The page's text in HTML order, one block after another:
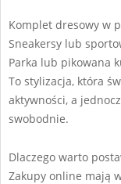
Komplet dresowy w
Sneakersy lub
Parka lub pikowana
To stylizacja, która
aktywności, a
swobodnie.
Dlaczego warto
Zakupy online mają